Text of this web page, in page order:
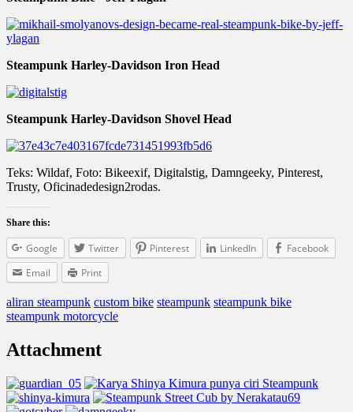
Steampunk Harley-Davidson Iron Head
Steampunk Harley-Davidson Shovel Head
Teks: Wildaf, Foto: Bikeexif, Digitalstig, Damngeeky, Pinterest,
Trusty, Oficinadedesign2rodas.
Share this:
Google Twitter Pinterest LinkedIn
Facebook
Email
Print
aliran steampunk custom bike steampunk steampunk bike
steampunk motorcycle
Attachment